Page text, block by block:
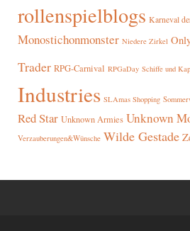
rollenspielblogs Karneval
Monostichonmonster Niedere Zirkel
Trader RPG-Carnival RPGaDay Schiffe und
Industries SLAmas Shopping
Red Star Unknown Armies Unknown
Verzauberungen&Wünsche Wilde Gestade